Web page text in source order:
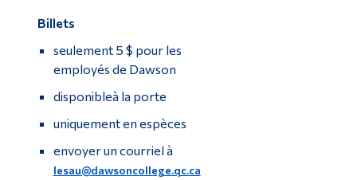
Billets
seulement 5 $ pour les
employés de Dawson
disponibleà la porte
uniquement en espèces
envoyer un courriel à
lesau@dawsoncollege.qc.ca